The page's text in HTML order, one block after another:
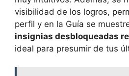
visibilidad de los logros,
perfil y en la Guía se
insignias desbloqueadas
ideal para presumir de tus